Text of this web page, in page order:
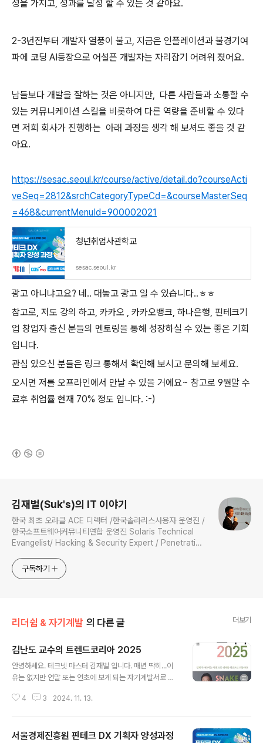
성을 가지고, 성과를 달성 할 수 있는 것 같아요.
2-3년전부터 개발자 열풍이 불고, 지금은 인플레이션과 불경기여
파에 코딩 AI등장으로 어설픈 개발자는 자리잡기 어려워 졌어요.
남들보다 개발을 잘하는 것은 아니지만, 다른 사람들과 소통할 수
있는 커뮤니케이션 스킬을 비롯하여 다른 역량을 준비할 수 있다
면 저희 회사가 진행하는 아래 과정을 생각 해 보셔도 좋을 것 같
아요.
https://sesac.seoul.kr/course/active/detail.do?courseActi
veSeq=2812&srchCategoryTypeCd=&courseMasterSeq
=468&currentMenuId=900002021
청년취업사관학교
sesac.seoul.kr
광고 아니냐고요? 네.. 대놓고 광고 일 수 있습니다..ㅎㅎ
참고로, 저도 강의 하고, 카카오 , 카카오뱅크, 하나은행, 핀테크기
업 창업자 출신 분들의 멘토링을 통해 성장하실 수 있는 좋은 기회
입니다.
관심 있으신 분들은 링크 통해서 확인해 보시고 문의해 보세요.
오시면 저를 오프라인에서 만날 수 있을 거에요~ 참고로 9월말 수
료후 취업률 현재 70% 정도 입니다. :-)
김재벌(Suk's)의 IT 이야기
한국 최초 오라클 ACE 디렉터 /한국솔라리스사용자 운영진 /
한국소프트웨어커뮤니티연합 운영진 Solaris Technical
Evangelist/ Hacking & Security Expert / Penetration
Instructor / 과학기술정보통신부 멘토
구독하기
리더쉽 & 자기계발 의 다른 글 더보기
김난도 교수의 트렌드코리아 2025
안녕하세요. 테크넷 마스터 김재벌 입니다. 매년 딱히...이
유는 없지만 연말 또는 연초에 보게 되는 자기계발서로 트
요. 저는 Udemy 특강을 통해서 이 세션에 대한 강의를 들
리를 안하면 잊어 버립니다... 그게 뭐였더라....가 되더라고
4 3 2024. 11. 13.
서울경제진흥원 핀테크 DX 기획자 양성과정